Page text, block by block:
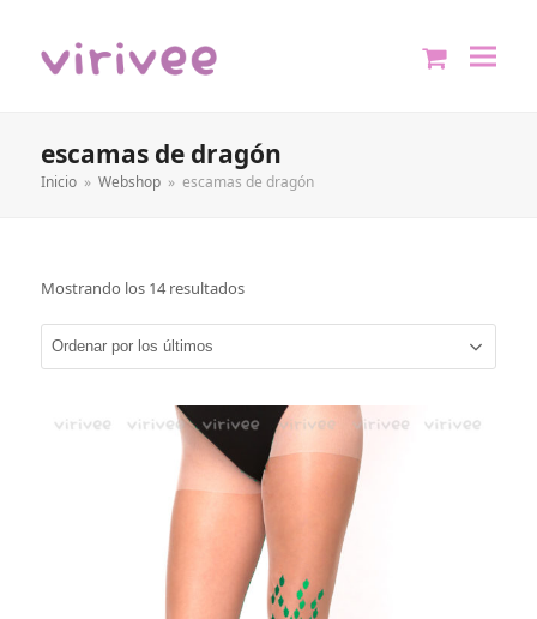
escamas de dragón
Inicio » Webshop » escamas de dragón
Mostrando los 14 resultados